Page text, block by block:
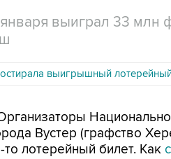
выиграл 33 млн
выигрышный
Вустер (графство
то лотерейный билет. Как